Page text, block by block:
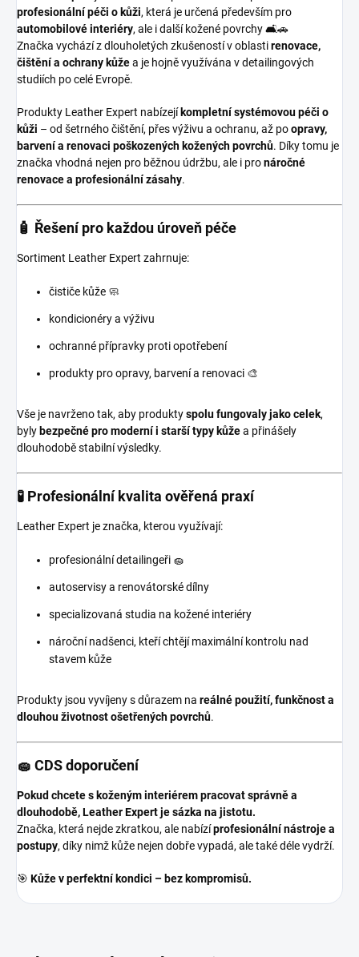
profesionální péči o kůži, která je určená především pro
automobilové interiéry, ale i další kožené povrchy 🛋️🚗
Značka vychází z dlouholetých zkušeností v oblastirenovace,
čištění a ochrany kůžea je hojně využívána v detailingových
studiích po celé Evropě.
Produkty Leather Expert nabízejí kompletní systémovou péči o
kůži – od šetrného čištění, přes výživu a ochranu, až poopravy,
barvení a renovaci poškozených kožených povrchů. Díky tomu je
značka vhodná nejen pro běžnou údržbu, ale i pronáročné
renovace a profesionální zásahy.
🧴 Řešení pro každou úroveň péče
Sortiment Leather Expert zahrnuje:
čističe kůže 🧼
kondicionéry a výživu
ochranné přípravky proti opotřebení
produkty pro opravy, barvení a renovaci 🎨
Vše je navrženo tak, aby produktyspolu fungovaly jako celek,
byly bezpečné pro moderní i starší typy kůžea přinášely
dlouhodobě stabilní výsledky.
🧪 Profesionální kvalita ověřená praxí
Leather Expert je značka, kterou využívají:
profesionální detailingeři 🧽
autoservisy a renovátorské dílny
specializovaná studia na kožené interiéry
nároční nadšenci, kteří chtějí maximální kontrolu nad
stavem kůže
Produkty jsou vyvíjeny s důrazem na reálné použití, funkčnost a
dlouhou životnost ošetřených povrchů.
🧽 CDS doporučení
Pokud chcete s koženým interiérem pracovat správně a
dlouhodobě, Leather Expert je sázka na jistotu.
Značka, která nejde zkratkou, ale nabízíprofesionální nástroje a
postupy, díky nimž kůže nejen dobře vypadá, ale také déle vydrží.
🎯 Kůže v perfektní kondici – bez kompromisů.